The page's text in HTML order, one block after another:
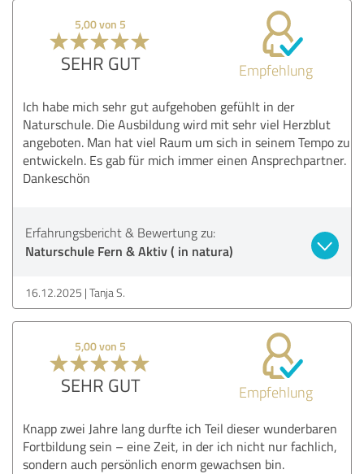
5,00 von 5
SEHR GUT Empfehlung
Ich habe mich sehr gut aufgehoben gefühlt in der
Naturschule. Die Ausbildung wird mit sehr viel Herzblut
angeboten. Man hat viel Raum um sich in seinem Tempo zu
entwickeln. Es gab für mich immer einen Ansprechpartner.
Dankeschön
Erfahrungsbericht & Bewertung zu:
Naturschule Fern & Aktiv ( in natura)
16.12.2025 Tanja S.
5,00 von 5
SEHR GUT Empfehlung
Knapp zwei Jahre lang durfte ich Teil dieser wunderbaren
Fortbildung sein – eine Zeit, in der ich nicht nur fachlich,
sondern auch persönlich enorm gewachsen bin.